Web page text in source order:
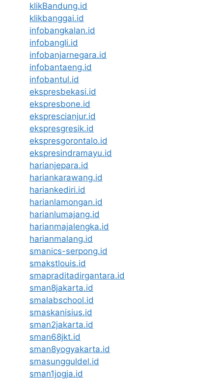
klikBandung.id
klikbanggai.id
infobangkalan.id
infobangli.id
infobanjarnegara.id
infobantaeng.id
infobantul.id
ekspresbekasi.id
ekspresbone.id
eksprescianjur.id
ekspresgresik.id
ekspresgorontalo.id
ekspresindramayu.id
harianjepara.id
hariankarawang.id
hariankediri.id
harianlamongan.id
harianlumajang.id
harianmajalengka.id
harianmalang.id
smanics-serpong.id
smakstlouis.id
smapraditadirgantara.id
sman8jakarta.id
smalabschool.id
smaskanisius.id
sman2jakarta.id
sman68jkt.id
sman8yogyakarta.id
smasungguldel.id
sman1jogja.id